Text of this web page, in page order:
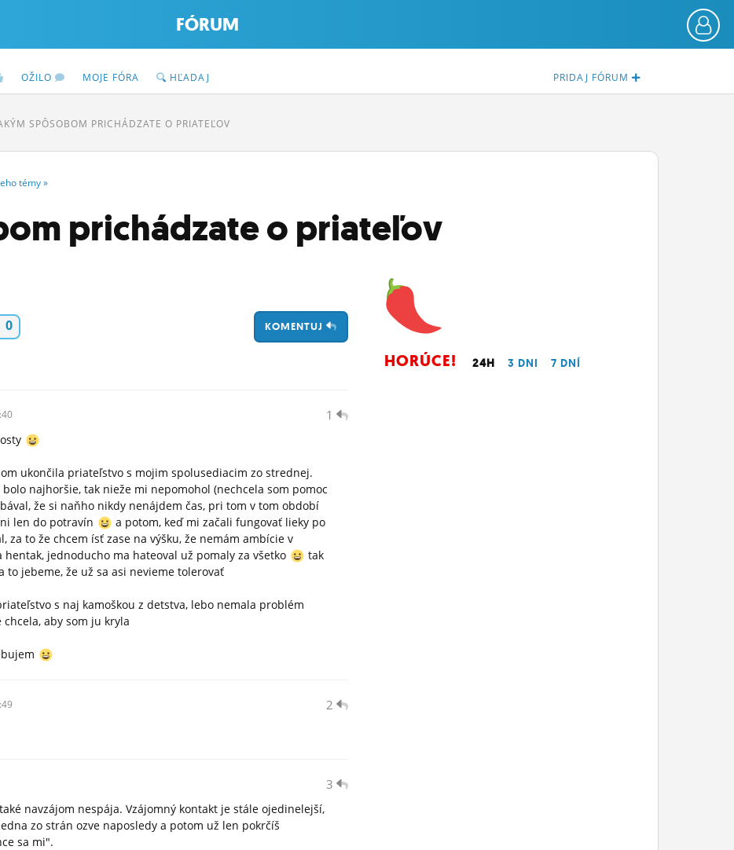
FÓRUM
PRIDAJ FÓRUM
OŽILO MOJE FÓRA HĽADAJ
SPÔSOBOM PRICHÁDZATE O PRIATEĽOV
témy»
prichádzate o priateľov
KOMENTUJ
0
1
ukončila priateľstvo s mojim spolusediacim zo strednej.
najhoršie, tak nieže mi nepomohol (nechcela som pomoc
že si naňho nikdy nenájdem čas, pri tom v tom období
len do potravín
a potom, keď mi začali fungovať lieky po
za to že chcem ísť zase na výšku, že nemám ambície v
jednoducho ma hateoval už pomaly za všetko
tak
to jebeme, že už sa asi nevieme tolerovať
s naj kamoškou z detstva, lebo nemala problém
aby som ju kryla
2
3
navzájom nespája. Vzájomný kontakt je stále ojedinelejší,
zo strán ozve naposledy a potom už len pokrčíš
sa mi".
HORÚCE! 24H 3 DNI 7 DNÍ